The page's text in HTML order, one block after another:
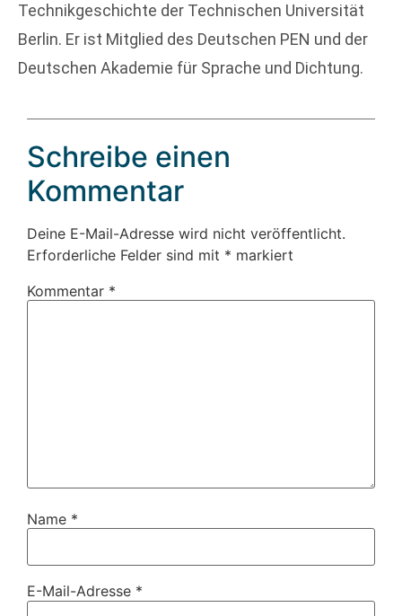
Technikgeschichte der Technischen Universität
Berlin. Er ist Mitglied des Deutschen PEN und der
Deutschen Akademie für Sprache und Dichtung.
Schreibe einen
Kommentar
Deine E-Mail-Adresse wird nicht veröffentlicht.
Erforderliche Felder sind mit * markiert
Kommentar *
Name *
E-Mail-Adresse *